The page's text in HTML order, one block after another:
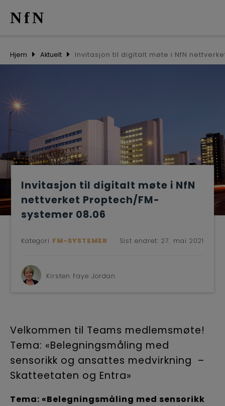
AKTUELT
OM OSS
NfN
Hjem Aktuelt
Invitasjon til digitalt møte i NfN
nettverket Proptech/FM-
systemer 08.06
Kategori FM-SYSTEMER Sist endret: 27. mai 2021
Kirsten Faye Jordan
Velkommen til Teams medlemsmøte!
Tema: «Belegningsmåling med
sensorikk og ansattes medvirkning –
Skatteetaten og Entra»
Tema: «Belegningsmåling med sensorikk